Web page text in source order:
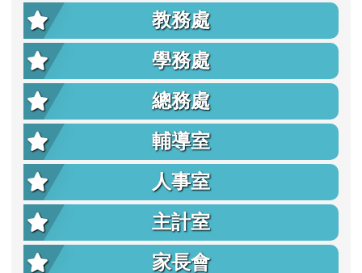
教務處
學務處
總務處
輔導室
人事室
主計室
家長會